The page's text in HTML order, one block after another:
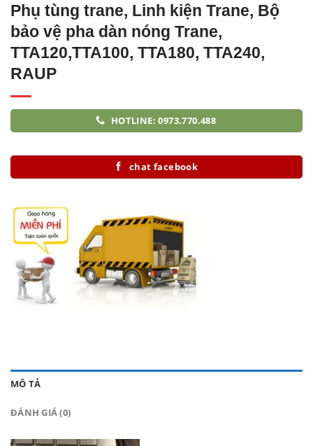
Phụ tùng trane, Linh kiện Trane, Bộ
bảo vệ pha dàn nóng Trane,
TTA120,TTA100, TTA180, TTA240,
RAUP
HOTLINE: 0973.770.488
chat facebook
MÔ TẢ
ĐÁNH GIÁ (0)